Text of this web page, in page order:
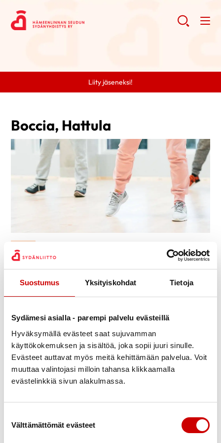
Suostumus Yksityiskohdat Tietoja
Sydämesi asialla - parempi palvelu evästeillä
Hyväksymällä evästeet saat sujuvamman
käyttökokemuksen ja sisältöä, joka sopii juuri sinulle.
Evästeet auttavat myös meitä kehittämään palvelua. Voit
muuttaa valintojasi milloin tahansa klikkaamalla
evästelinkkiä sivun alakulmassa.
Välttämättömät evästeet
Liity jäseneksi!
Boccia, Hattula
15
touko
KUVAUS
Boccia Hurttalan liikuntasalissa perjantaisin klo 14:30-16:00
koko kevään, paitsi maaliskuussa parin viikon tauko yo-
kirjoitusten aikana. Järjestäjänä Kanta-Hämeen Parkinson-
yhdistys.
Osallistumismaksu 2€/kerta, maksu kootaan viikottain.
Rasinaho, p. 040 753 2944.